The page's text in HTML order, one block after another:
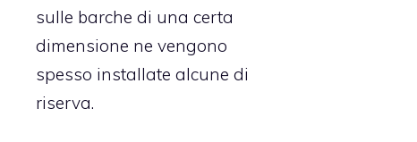
sulle barche di una certa
dimensione ne vengono
spesso installate alcune di
riserva.